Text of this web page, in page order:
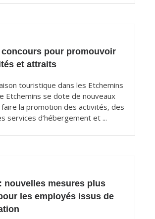
pour promouvoir
et attraits
touristique dans les Etchemins
Etchemins se dote de nouveaux
la promotion des activités, des
services d’hébergement et ...
nouvelles mesures plus
les employés issus de